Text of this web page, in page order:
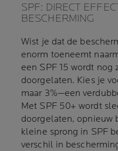
SPF: DIRECT
BESCHERMING
Wist je dat de
enorm toeneemt
een SPF 15 wordt nog
doorgelaten. Kies je
maar 3%—een
Met SPF 50+ wordt
doorgelaten, opnieuw
kleine sprong in SPF
verschil in